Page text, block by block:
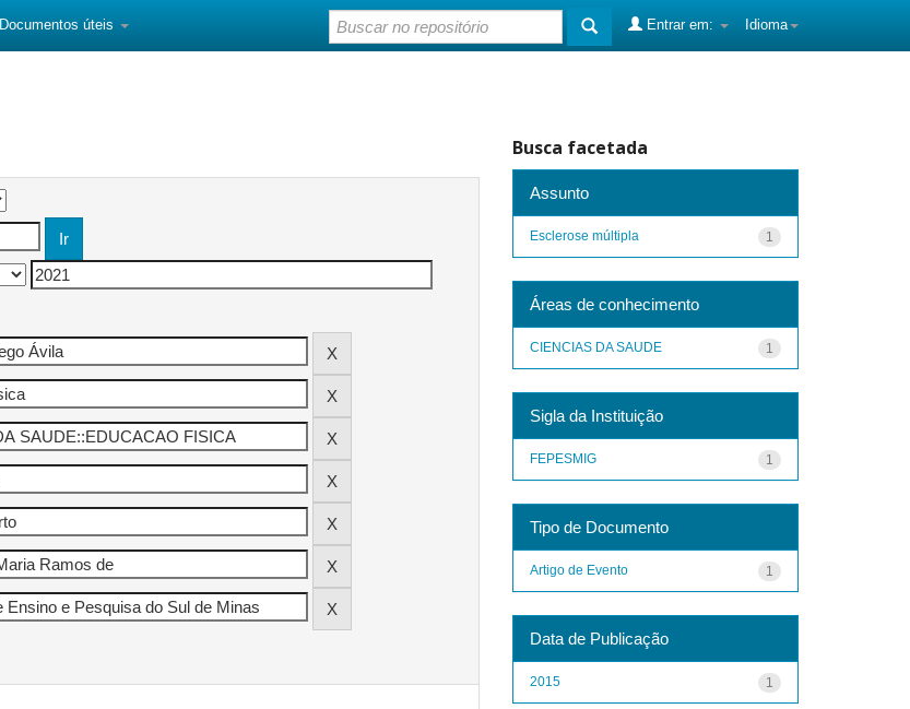
Documentos úteis Idioma
Entrar em:
Busca facetada
Assunto
1
Esclerose múltipla
Áreas de conhecimento
1
CIENCIAS DA SAUDE
Sigla da Instituição
1
FEPESMIG
Tipo de Documento
1
Artigo de Evento
Data de Publicação
1
2015